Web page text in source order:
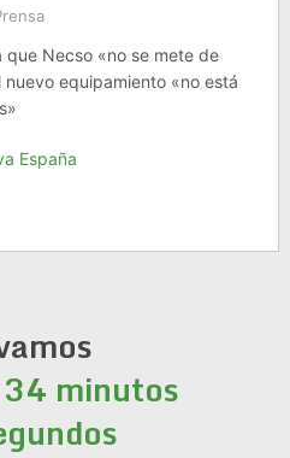
que Necso «no se mete de
equipamiento «no está
España
minutos